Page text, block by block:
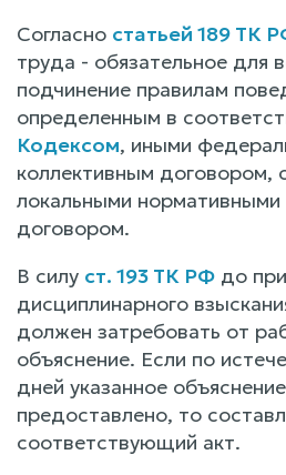
Согласно статьей 189 ТК
труда - обязательное для
подчинение правилам
определенным в
Кодексом, иными
коллективным договором,
локальными
договором.
В силу ст. 193 ТК РФ до
дисциплинарного
должен затребовать от
объяснение. Если по
дней указанное
предоставлено, то
соответствующий акт.